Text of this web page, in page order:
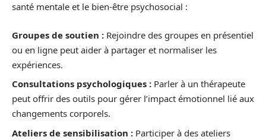
santé mentale et le bien-être psychosocial :
Groupes de soutien : Rejoindre des groupes en présentiel
ou en ligne peut aider à partager et normaliser les
expériences.
Consultations psychologiques : Parler à un thérapeute
peut offrir des outils pour gérer l’impact émotionnel lié aux
changements corporels.
Ateliers de sensibilisation : Participer à des ateliers